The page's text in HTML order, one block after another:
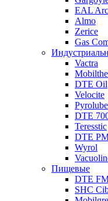
EAL
Almo
Zerice
Gas
Vactra
DTE Oil
Velocite
Pyrolube
DTE
Teresstic
DTE
Wyrol
Пищевые
DTE
SHC